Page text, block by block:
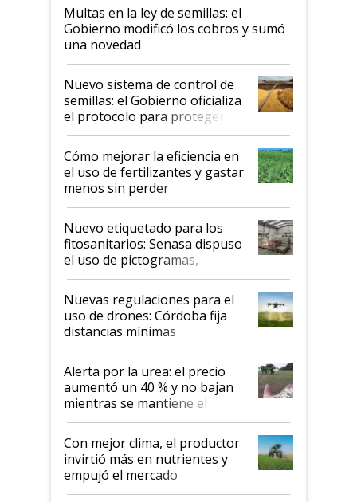
Multas en la ley de semillas: el
Gobierno modificó los cobros y sumó
una novedad
Nuevo sistema de control de
semillas: el Gobierno oficializa
el protocolo para proteger la
propiedad intelectual
Cómo mejorar la eficiencia en
el uso de fertilizantes y gastar
menos sin perder
productividad en la campaña
fina
Nuevo etiquetado para los
fitosanitarios: Senasa dispuso
el uso de pictogramas,
palabras de advertencia e
indicaciones
Nuevas regulaciones para el
uso de drones: Córdoba fija
distancias mínimas
Alerta por la urea: el precio
aumentó un 40 % y no bajan
mientras se mantiene el
conflicto en Medio Oriente
Con mejor clima, el productor
invirtió más en nutrientes y
empujó el mercado